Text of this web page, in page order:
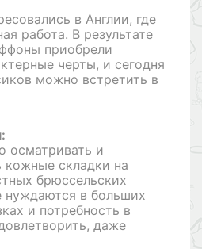
в Англии, где
работа. В результате
приобрели
черты, и сегодня
можно встретить в
осматривать и
кожные складки на
брюссельских
нуждаются в больших
и потребность в
даже